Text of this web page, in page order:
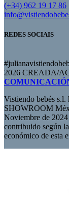
(+34) 962 19 17 86
REDES SOCIAIS
2026 CREADA/
Vistiendo bebés s.l.
SHOWROOM
Noviembre de
contribuido según
económico de esta